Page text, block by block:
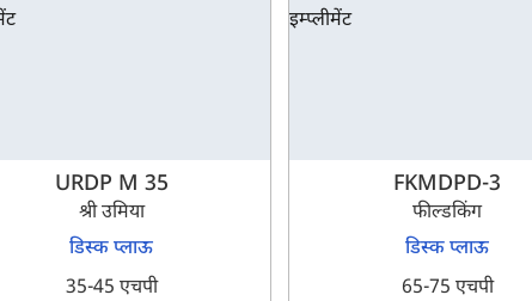
URDP M 35
श्री उमिया
डिस्क प्लाऊ
35-45 एचपी
FKMDPD-3
फील्डकिंग
डिस्क प्लाऊ
65-75 एचपी
आपकी जानकारी हमारे पास सुरक्षित है।